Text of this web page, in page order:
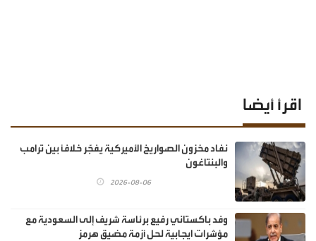
اقرأ أيضا
نفاد مخزون الصواريخ الأميركية يفجّر خلافًا بين ترامب
والبنتاغون
2026-08-06
وفد باكستاني رفيع برئاسة شريف إلى السعودية مع
مؤشرات ايجابية لحل أزمة مضيق هرمز